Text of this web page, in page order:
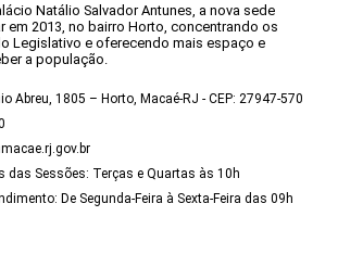
Natálio Salvador Antunes, a nova sede
em 2013, no bairro Horto, concentrando os
Legislativo e oferecendo mais espaço e
a população.
Abreu, 1805 – Horto, Macaé-RJ - CEP: 27947-570
das Sessões: Terças e Quartas às 10h
De Segunda-Feira à Sexta-Feira das 09h